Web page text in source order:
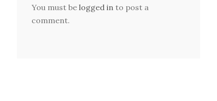
You must be logged in to post a
comment.